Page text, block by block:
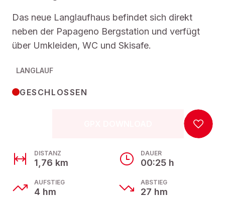
Das neue Langlaufhaus befindet sich direkt
neben der Papageno Bergstation und verfügt
über Umkleiden, WC und Skisafe.
LANGLAUF
GESCHLOSSEN
DISTANZ
1,76 km
DAUER
00:25 h
AUFSTIEG
4 hm
ABSTIEG
27 hm